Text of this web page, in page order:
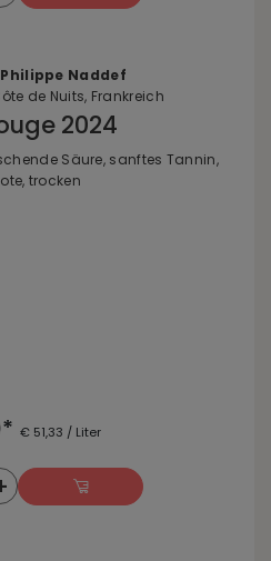
Naddef
de Nuits, Frankreich
2024
Säure, sanftes Tannin,
trocken
€ 51,33 / Liter